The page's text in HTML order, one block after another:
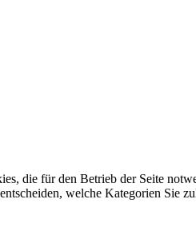
die für den Betrieb der Seite
welche Kategorien Sie